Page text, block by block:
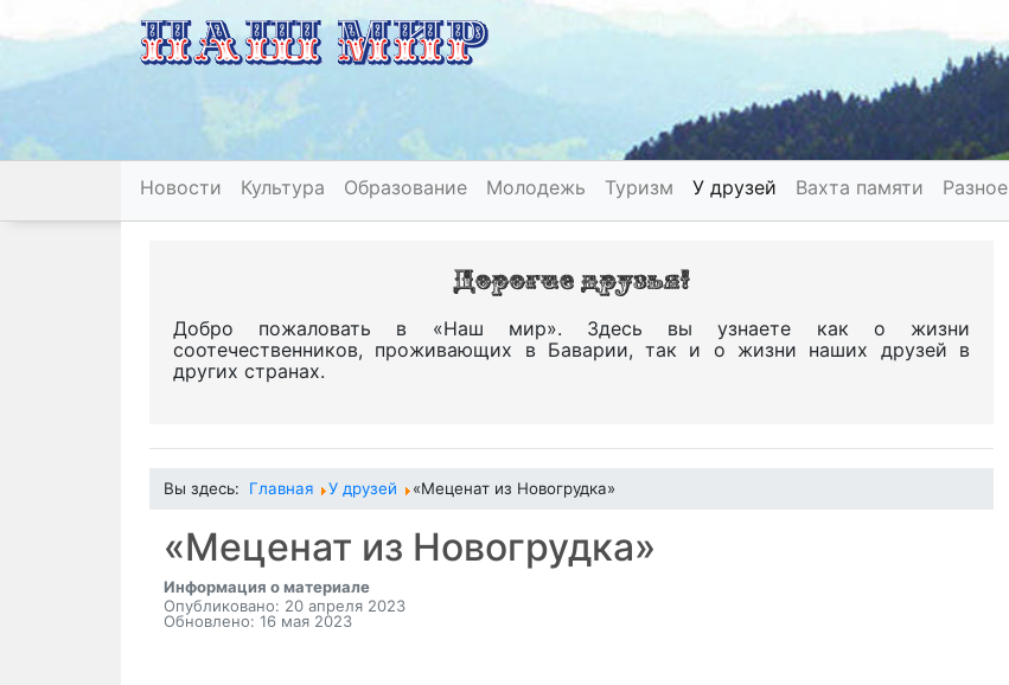
Новости Культура Образование Молодежь Туризм У друзей Вахта памяти Разное
Добро пожаловать в «Наш мир». Здесь вы узнаете как о жизни
соотечественников, проживающих в Баварии, так и о жизни наших друзей в
других странах.
Вы здесь: Главная У друзей «Меценат из Новогрудка»
«Меценат из Новогрудка»
Информация о материале
Опубликовано: 20 апреля 2023
Обновлено: 16 мая 2023